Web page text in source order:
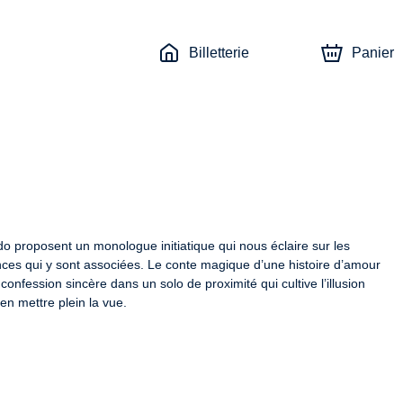
Billetterie Panier
proposent un monologue initiatique qui nous éclaire sur les
qui y sont associées. Le conte magique d’une histoire d’amour
sincère dans un solo de proximité qui cultive l’illusion
mettre plein la vue.